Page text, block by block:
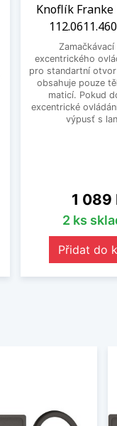
Knoflík Franke
excentrického
pro standartní
obsahuje pouze
maticí. Pokud
excentrické
výpusť s
Cena
1 089
2 ks
Přidat do